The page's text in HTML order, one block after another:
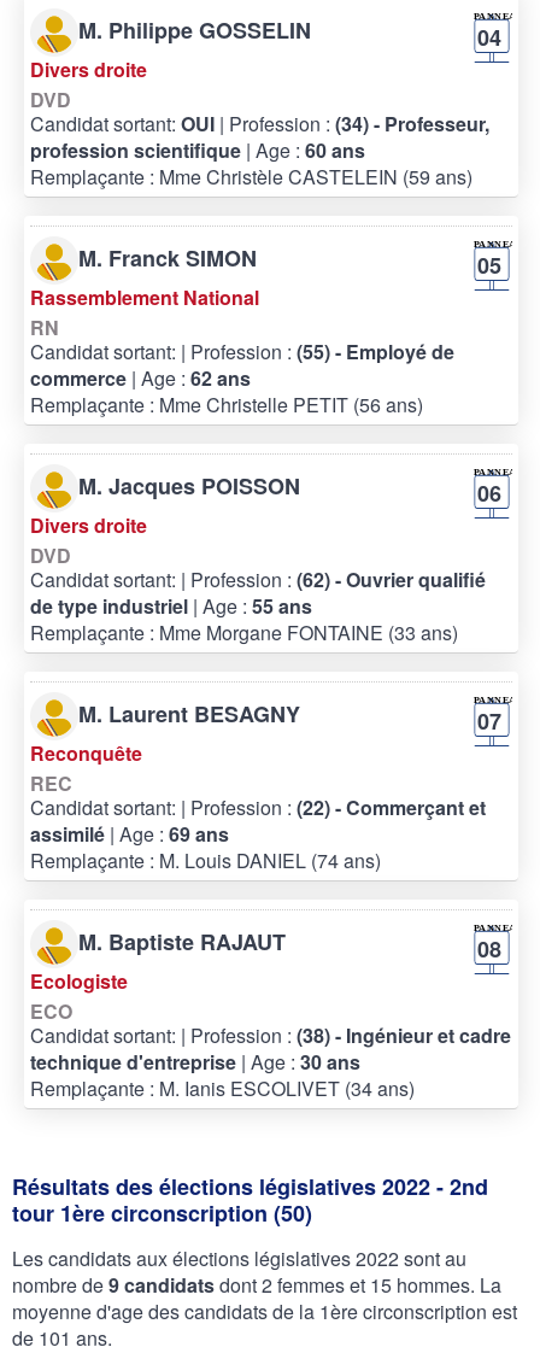
M. Philippe GOSSELIN 04
Divers droite
DVD
Candidat sortant: OUI | Profession : (34) - Professeur,
profession scientifique | Age : 60 ans
Remplaçante : Mme Christèle CASTELEIN (59 ans)
M. Franck SIMON 05
Rassemblement National
RN
Candidat sortant: | Profession : (55) - Employé de
commerce | Age : 62 ans
Remplaçante : Mme Christelle PETIT (56 ans)
M. Jacques POISSON 06
Divers droite
DVD
Candidat sortant: | Profession : (62) - Ouvrier qualifié
de type industriel | Age : 55 ans
Remplaçante : Mme Morgane FONTAINE (33 ans)
M. Laurent BESAGNY 07
Reconquête
REC
Candidat sortant: | Profession : (22) - Commerçant et
assimilé | Age : 69 ans
Remplaçante : M. Louis DANIEL (74 ans)
M. Baptiste RAJAUT 08
Ecologiste
ECO
Candidat sortant: | Profession : (38) - Ingénieur et cadre
technique d'entreprise | Age : 30 ans
Remplaçante : M. Ianis ESCOLIVET (34 ans)
Résultats des élections législatives 2022 - 2nd
tour 1ère circonscription (50)
Les candidats aux élections législatives 2022 sont au
nombre de9 candidatsdont 2 femmes et 15 hommes. La
moyenne d'age des candidats de la 1ère circonscription est
de 101 ans.